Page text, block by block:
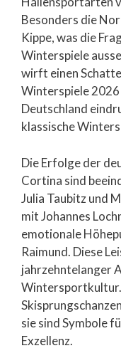
Besonders die
Kippe, was die
Winterspiele
wirft einen
Winterspiele 2026
Deutschland
klassische
Die Erfolge der
Cortina sind
Julia Taubitz und
mit Johannes
emotionale
Raimund. Diese
jahrzehntelanger
Wintersportkultur.
sie sind Symbole
Exzellenz.